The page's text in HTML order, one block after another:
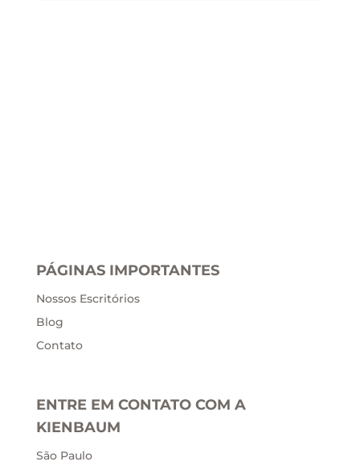
PÁGINAS IMPORTANTES
Nossos Escritórios
Blog
Contato
ENTRE EM CONTATO COM A
KIENBAUM
São Paulo